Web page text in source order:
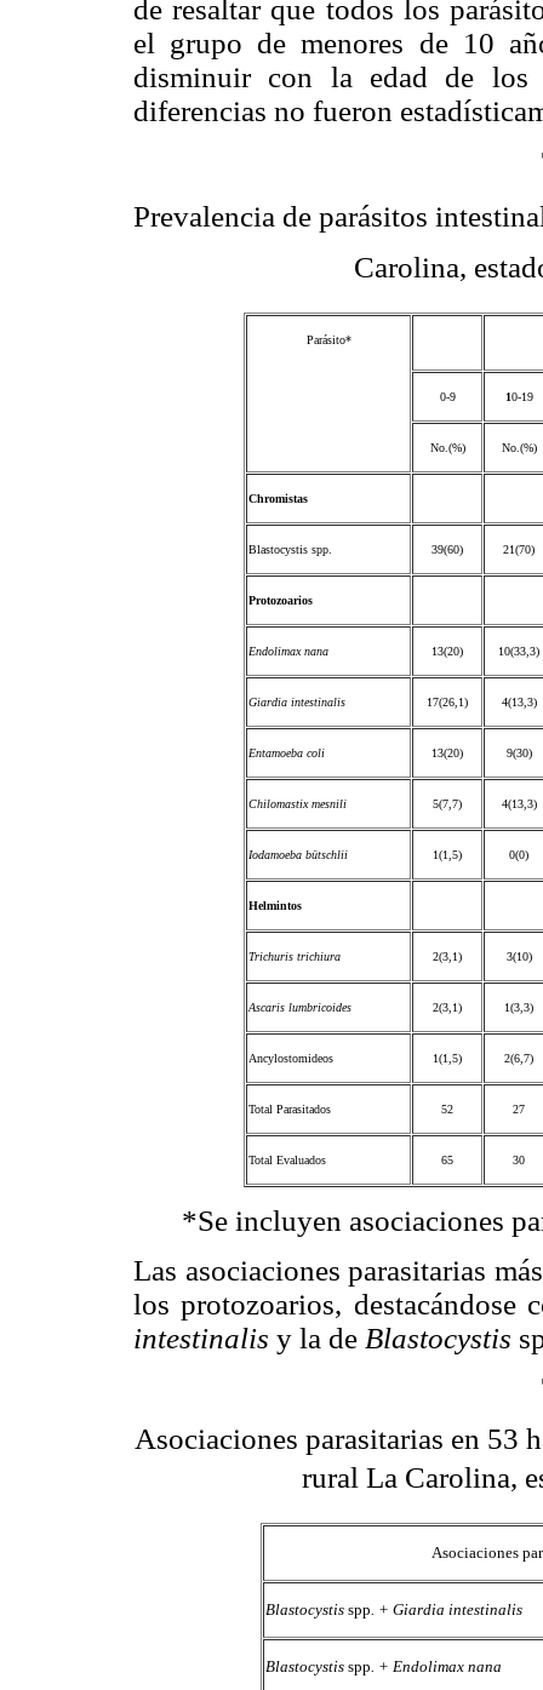
de resaltar que todos los
el grupo de menores de 10
disminuir con la edad de los
diferencias no fueron
Prevalencia de parásitos
Carolina,
Parásito*
0-9 10-19
No.(%) No.(%)
Chromistas
Blastocystis spp. 39(60) 21(70)
Protozoarios
Endolimax nana 13(20) 10(33,3)
Giardia intestinalis 17(26,1) 4(13,3)
Entamoeba coli 13(20) 9(30)
Chilomastix mesnili 5(7,7) 4(13,3)
Iodamoeba bütschlii 1(1,5) 0(0)
Helmintos
Trichuris trichiura 2(3,1) 3(10)
Ascaris lumbricoides 2(3,1) 1(3,3)
Ancylostomideos 1(1,5) 2(6,7)
Total Parasitados 52 27
Total Evaluados 65 30
*Se incluyen asociaciones
Las asociaciones parasitarias
los protozoarios,
intestinalis y la de Blastocystis
Asociaciones parasitarias en 53
rural La
Asociaciones
Blastocystis spp . + Giardia intestinalis
Blastocystis spp . + Endolimax nana